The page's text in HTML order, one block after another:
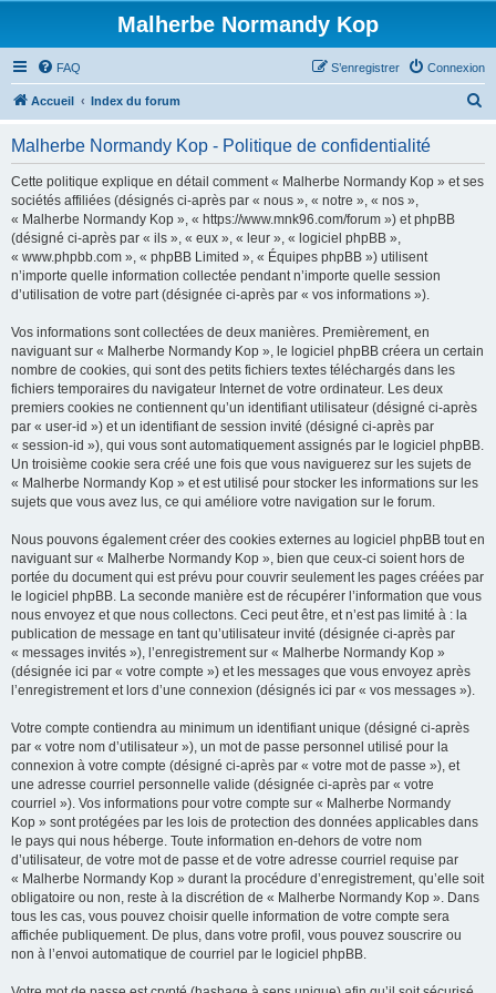
Malherbe Normandy Kop
FAQ Connexion
S’enregistrer
Accueil Index du forum
Malherbe Normandy Kop - Politique de confidentialité
Cette politique explique en détail comment « Malherbe Normandy Kop » et ses
sociétés affiliées (désignés ci-après par « nous », « notre », « nos »,
« Malherbe Normandy Kop », « https://www.mnk96.com/forum ») et phpBB
(désigné ci-après par « ils », « eux », « leur », « logiciel phpBB »,
« www.phpbb.com », « phpBB Limited », « Équipes phpBB ») utilisent
n’importe quelle information collectée pendant n’importe quelle session
d’utilisation de votre part (désignée ci-après par « vos informations »).
Vos informations sont collectées de deux manières. Premièrement, en
naviguant sur « Malherbe Normandy Kop », le logiciel phpBB créera un certain
nombre de cookies, qui sont des petits fichiers textes téléchargés dans les
fichiers temporaires du navigateur Internet de votre ordinateur. Les deux
premiers cookies ne contiennent qu’un identifiant utilisateur (désigné ci-après
par « user-id ») et un identifiant de session invité (désigné ci-après par
« session-id »), qui vous sont automatiquement assignés par le logiciel phpBB.
Un troisième cookie sera créé une fois que vous naviguerez sur les sujets de
« Malherbe Normandy Kop » et est utilisé pour stocker les informations sur les
sujets que vous avez lus, ce qui améliore votre navigation sur le forum.
Nous pouvons également créer des cookies externes au logiciel phpBB tout en
naviguant sur « Malherbe Normandy Kop », bien que ceux-ci soient hors de
portée du document qui est prévu pour couvrir seulement les pages créées par
le logiciel phpBB. La seconde manière est de récupérer l’information que vous
nous envoyez et que nous collectons. Ceci peut être, et n’est pas limité à : la
publication de message en tant qu’utilisateur invité (désignée ci-après par
« messages invités »), l’enregistrement sur « Malherbe Normandy Kop »
(désignée ici par « votre compte ») et les messages que vous envoyez après
l’enregistrement et lors d’une connexion (désignés ici par « vos messages »).
Votre compte contiendra au minimum un identifiant unique (désigné ci-après
par « votre nom d’utilisateur »), un mot de passe personnel utilisé pour la
connexion à votre compte (désigné ci-après par « votre mot de passe »), et
une adresse courriel personnelle valide (désignée ci-après par « votre
courriel »). Vos informations pour votre compte sur « Malherbe Normandy
Kop » sont protégées par les lois de protection des données applicables dans
le pays qui nous héberge. Toute information en-dehors de votre nom
d’utilisateur, de votre mot de passe et de votre adresse courriel requise par
« Malherbe Normandy Kop » durant la procédure d’enregistrement, qu’elle soit
obligatoire ou non, reste à la discrétion de « Malherbe Normandy Kop ». Dans
tous les cas, vous pouvez choisir quelle information de votre compte sera
affichée publiquement. De plus, dans votre profil, vous pouvez souscrire ou
non à l’envoi automatique de courriel par le logiciel phpBB.